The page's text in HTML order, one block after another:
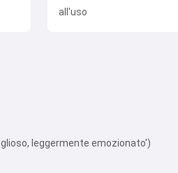
all'uso
leggermente emozionato')